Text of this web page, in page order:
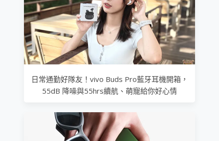
日常通勤好隊友！vivo Buds Pro藍牙耳機開箱，
55dB 降噪與55hrs續航、萌寵給你好心情